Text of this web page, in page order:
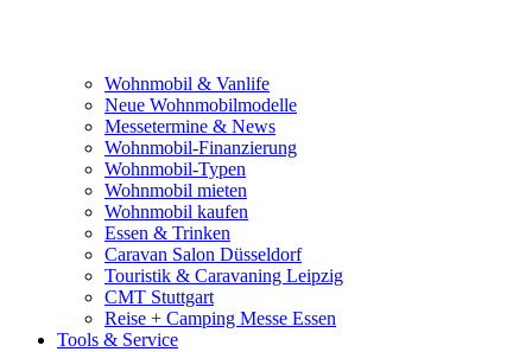
Wohnmobil & Vanlife
Neue Wohnmobilmodelle
Messetermine & News
Wohnmobil-Finanzierung
Wohnmobil-Typen
Wohnmobil mieten
Wohnmobil kaufen
Essen & Trinken
Caravan Salon Düsseldorf
Touristik & Caravaning Leipzig
CMT Stuttgart
Reise + Camping Messe Essen
Tools & Service